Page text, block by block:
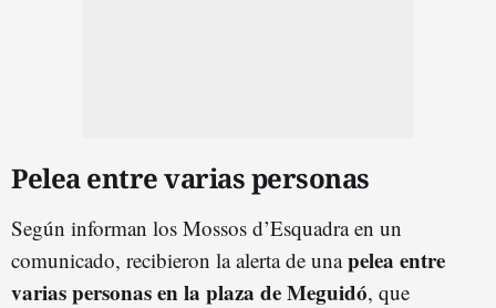
Pelea entre varias personas
Según informan los Mossos d’Esquadra en un
comunicado, recibieron la alerta de unapelea entre
varias personas en la plaza de Meguidó, que